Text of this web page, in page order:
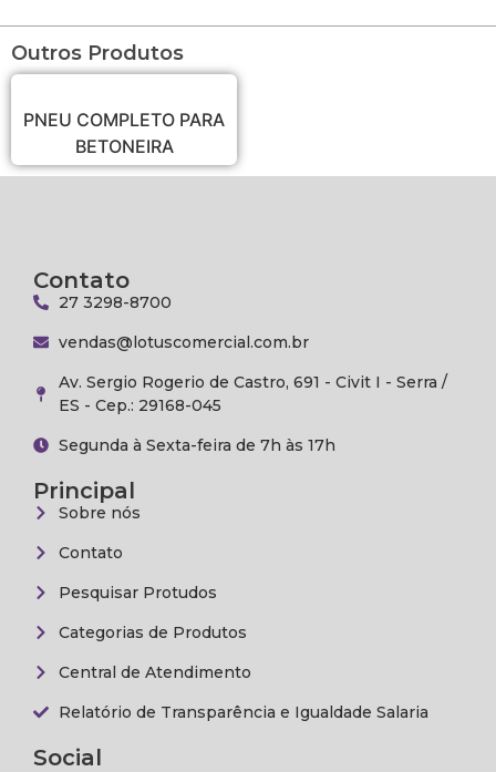
Outros Produtos
PNEU COMPLETO PARA
BETONEIRA
Contato
27 3298-8700
vendas@lotuscomercial.com.br
Av. Sergio Rogerio de Castro, 691 - Civit I - Serra /
ES - Cep.: 29168-045
Segunda à Sexta-feira de 7h às 17h
Principal
Sobre nós
Contato
Pesquisar Protudos
Categorias de Produtos
Central de Atendimento
Relatório de Transparência e Igualdade Salaria
Social